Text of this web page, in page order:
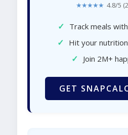
★★★★★ 4.8/5
✓ Track meals
✓ Hit your
✓ Join 2M+
GET